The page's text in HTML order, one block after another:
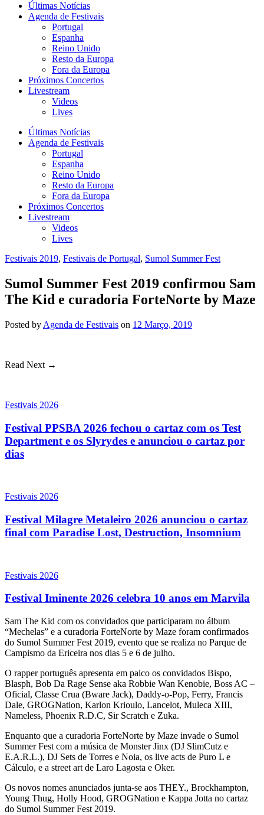
Últimas Notícias
Agenda de Festivais
Portugal
Espanha
Reino Unido
Resto da Europa
Fora da Europa
Próximos Concertos
Livestream
Videos
Lives
Últimas Notícias
Agenda de Festivais
Portugal
Espanha
Reino Unido
Resto da Europa
Fora da Europa
Próximos Concertos
Livestream
Videos
Lives
Festivais 2019, Festivais de Portugal, Sumol Summer Fest
Sumol Summer Fest 2019 confirmou Sam
The Kid e curadoria ForteNorte by Maze
Posted by Agenda de Festivais on 12 Março, 2019
Read Next →
Festivais 2026
Festival PPSBA 2026 fechou o cartaz com os Test
Department e os Slyrydes e anunciou o cartaz por
dias
Festivais 2026
Festival Milagre Metaleiro 2026 anunciou o cartaz
final com Paradise Lost, Destruction, Insomnium
Festivais 2026
Festival Iminente 2026 celebra 10 anos em Marvila
Sam The Kid com os convidados que participaram no álbum
“Mechelas” e a curadoria ForteNorte by Maze foram confirmados
do Sumol Summer Fest 2019, evento que se realiza no Parque de
Campismo da Ericeira nos dias 5 e 6 de julho.
O rapper português apresenta em palco os convidados Bispo,
Blasph, Bob Da Rage Sense aka Robbie Wan Kenobie, Boss AC –
Oficial, Classe Crua (Bware Jack), Daddy-o-Pop, Ferry, Francis
Dale, GROGNation, Karlon Krioulo, Lancelot, Muleca XIII,
Nameless, Phoenix R.D.C, Sir Scratch e Zuka.
Enquanto que a curadoria ForteNorte by Maze invade o Sumol
Summer Fest com a música de Monster Jinx (DJ SlimCutz e
E.A.R.L.), DJ Sets de Torres e Noia, os live acts de Puro L e
Cálculo, e a street art de Laro Lagosta e Oker.
Os novos nomes anunciados junta-se aos THEY., Brockhampton,
Young Thug, Holly Hood, GROGNation e Kappa Jotta no cartaz
do Sumol Summer Fest 2019.